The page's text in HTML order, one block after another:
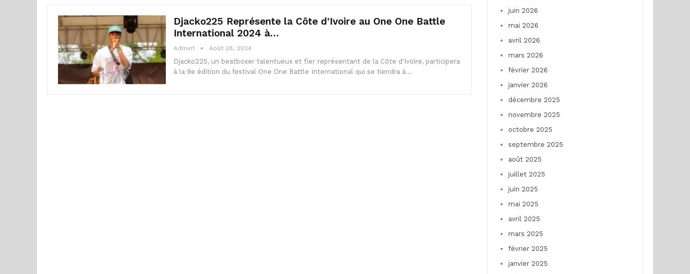
Djacko225 Représente la Côte d’Ivoire au One One Battle
International 2024 à…
Admin1 Août 28, 2024
Djacko225, un beatboxer talentueux et fier représentant de la Côte d'Ivoire, participera
à la 9e édition du festival One One Battle International qui se tiendra à…
juin 2026
mai 2026
avril 2026
mars 2026
février 2026
janvier 2026
décembre 2025
novembre 2025
octobre 2025
septembre 2025
août 2025
juillet 2025
juin 2025
mai 2025
avril 2025
mars 2025
février 2025
janvier 2025